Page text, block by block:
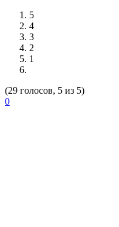
5
4
3
2
1
(29 голосов, 5 из 5)
0